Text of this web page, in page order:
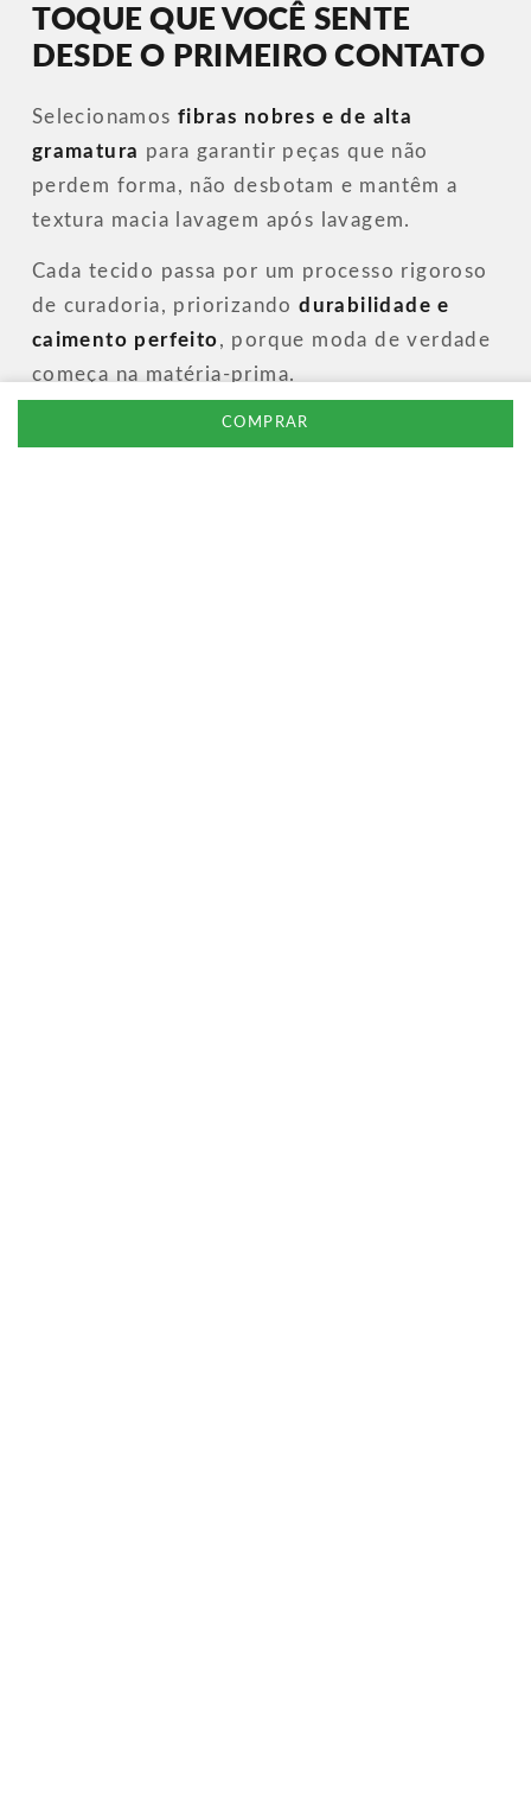
COMPRAR
TOQUE QUE VOCÊ SENTE
DESDE O PRIMEIRO CONTATO
Selecionamosfibras nobres e de alta
gramatura para garantir peças que não
perdem forma, não desbotam e mantêm a
textura macia lavagem após lavagem.
Cada tecido passa por um processo rigoroso
de curadoria, priorizandodurabilidade e
caimento perfeito, porque moda de verdade
começa na matéria-prima.